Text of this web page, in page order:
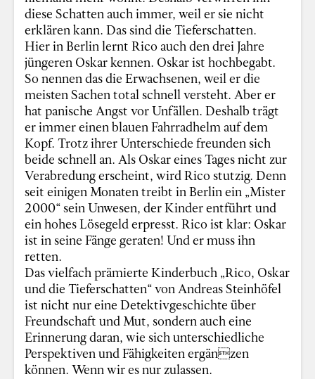
diese Schatten auch immer, weil er sie nicht
erklären kann. Das sind die Tieferschatten.
Hier in Berlin lernt Rico auch den drei Jahre
jüngeren Oskar kennen. Oskar ist hochbegabt.
So nennen das die Erwachsenen, weil er die
meisten Sachen total schnell versteht. Aber er
hat panische Angst vor Unfällen. Deshalb trägt
er immer einen blauen Fahrradhelm auf dem
Kopf. Trotz ihrer Unterschiede freunden sich
beide schnell an. Als Oskar eines Tages nicht zur
Verabredung erscheint, wird Rico stutzig. Denn
seit einigen Monaten treibt in Berlin ein „Mister
2000“ sein Unwesen, der Kinder entführt und
ein hohes Lösegeld erpresst. Rico ist klar: Oskar
ist in seine Fänge geraten! Und er muss ihn
retten.
Das vielfach prämierte Kinderbuch „Rico, Oskar
und die Tieferschatten“ von Andreas Steinhöfel
ist nicht nur eine Detektivgeschichte über
Freundschaft und Mut, sondern auch eine
Erinnerung daran, wie sich unterschiedliche
Perspektiven und Fähigkeiten ergänzen
können. Wenn wir es nur zulassen.